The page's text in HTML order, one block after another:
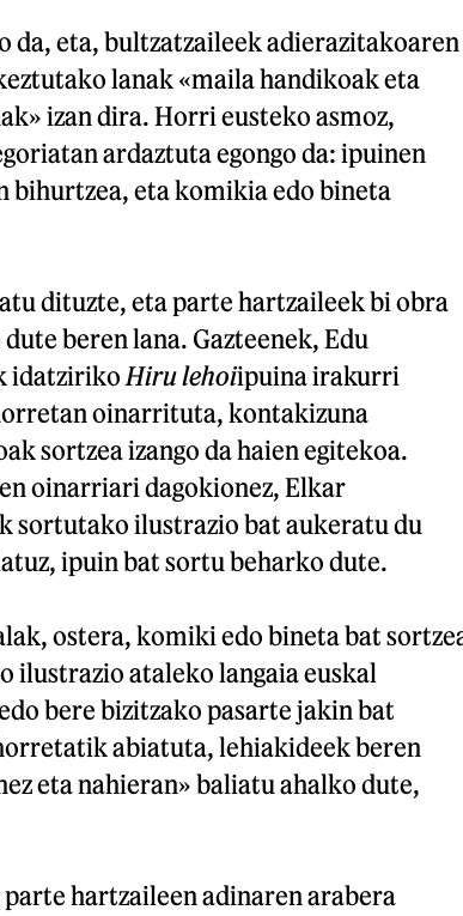
da, eta, bultzatzaileek adierazitakoaren
lanak «maila handikoak eta
izan dira. Horri eusteko asmoz,
ardaztuta egongo da: ipuinen
bihurtzea, eta komikia edo bineta
dituzte, eta parte hartzaileek bi obra
beren lana. Gazteenek, Edu
idatziriko Hiru lehoiipuina irakurri
oinarrituta, kontakizuna
sortzea izango da haien egitekoa.
oinarriari dagokionez, Elkar
sortutako ilustrazio bat aukeratu du
ipuin bat sortu beharko dute.
ostera, komiki edo bineta bat
ilustrazio ataleko langaia euskal
bere bizitzako pasarte jakin bat
abiatuta, lehiakideek beren
eta nahieran» baliatu ahalko dute,
hartzaileen adinaren arabera